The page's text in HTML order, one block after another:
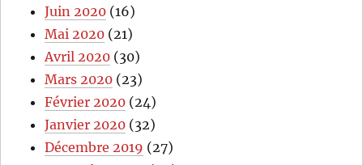
Juin 2020 (16)
Mai 2020 (21)
Avril 2020 (30)
Mars 2020 (23)
Février 2020 (24)
Janvier 2020 (32)
Décembre 2019 (27)